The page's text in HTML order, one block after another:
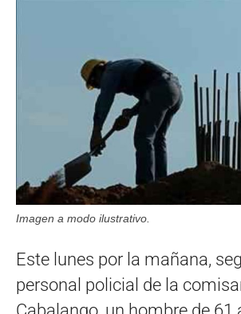
Imagen a modo ilustrativo.
Este lunes por la mañana,
personal policial de la